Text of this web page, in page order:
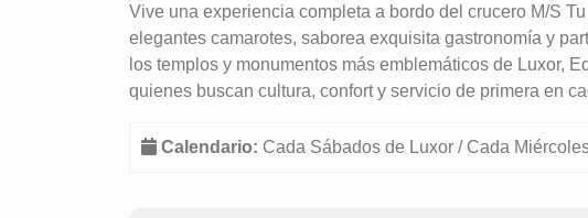
Vive una experiencia completa a bordo del crucero M/S
elegantes camarotes, saborea exquisita gastronomía y
los templos y monumentos más emblemáticos de Luxor,
quienes buscan cultura, confort y servicio de primera en
Calendario: Cada Sábados de Luxor / Cada